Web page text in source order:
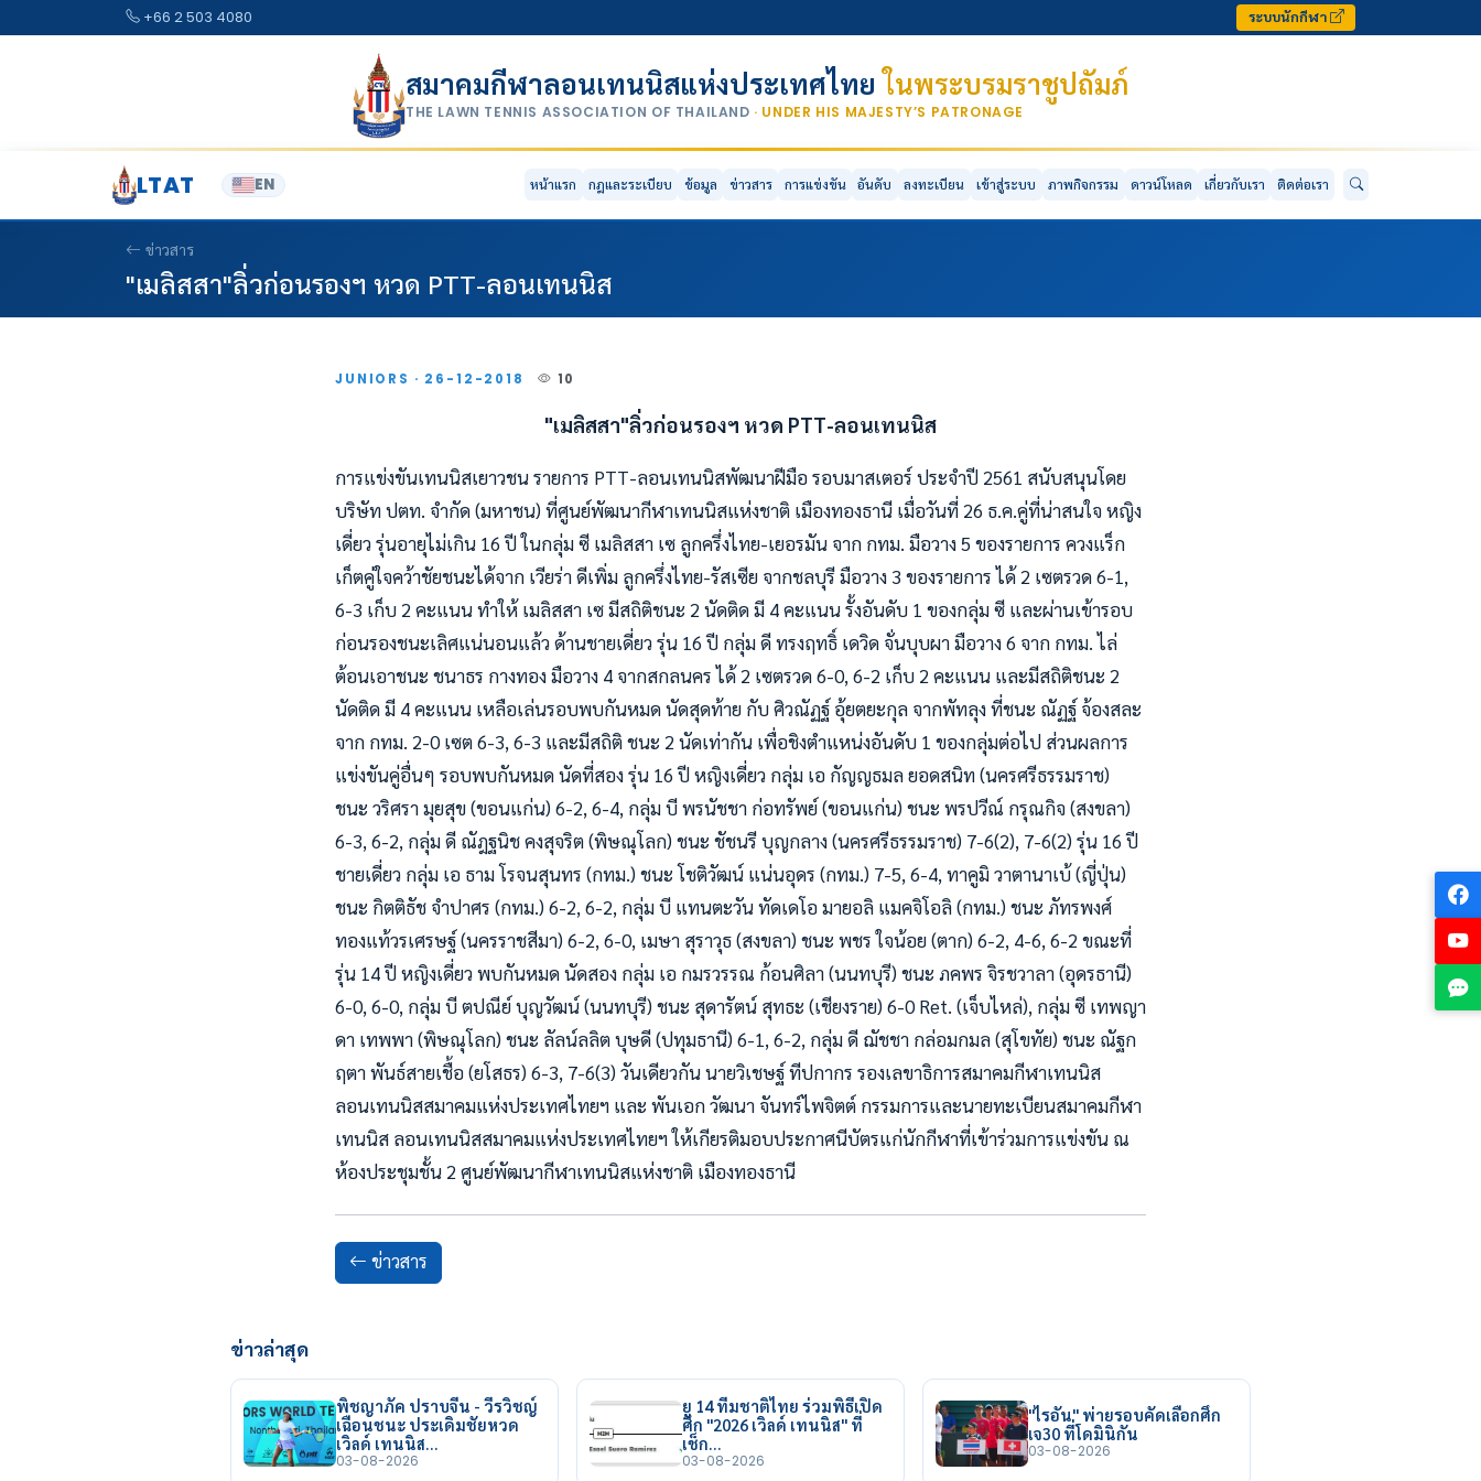
+66 2 503 4080 ระบบนักกีฬา
สมาคมกีฬาลอนเทนนิสแห่งประเทศไทยในพระบรมราชูปถัมภ์
THE LAWN TENNIS ASSOCIATION OF THAILAND · UNDER HIS MAJESTY’S PATRONAGE
LTAT EN หน้าแรก กฎและระเบียบ ข้อมูล ข่าวสาร การแข่งขัน อันดับ ลงทะเบียน เข้าสู่ระบบ ภาพกิจกรรม ดาวน์โหลด เกี่ยวกับเรา ติดต่อเรา
ข่าวสาร
"เมลิสสา"ลิ่วก่อนรองฯ หวด PTT-ลอนเทนนิส
JUNIORS · 26-12-2018 10
"เมลิสสา"ลิ่วก่อนรองฯ หวด PTT-ลอนเทนนิส
การแข่งขันเทนนิสเยาวชน รายการ PTT-ลอนเทนนิสพัฒนาฝีมือ รอบมาสเตอร์ ประจำปี 2561 สนับสนุนโดย
บริษัท ปตท. จำกัด (มหาชน) ที่ศูนย์พัฒนากีฬาเทนนิสแห่งชาติ เมืองทองธานี เมื่อวันที่ 26 ธ.ค.คู่ที่น่าสนใจ หญิง
เดี่ยว รุ่นอายุไม่เกิน 16 ปี ในกลุ่ม ซี เมลิสสา เซ ลูกครึ่งไทย-เยอรมัน จาก กทม. มือวาง 5 ของรายการ ควงแร็ก
เก็ตคู่ใจคว้าชัยชนะได้จาก เวียร่า ดีเพิ่ม ลูกครึ่งไทย-รัสเซีย จากชลบุรี มือวาง 3 ของรายการ ได้ 2 เซตรวด 6-1,
6-3 เก็บ 2 คะแนน ทำให้ เมลิสสา เซ มีสถิติชนะ 2 นัดติด มี 4 คะแนน รั้งอันดับ 1 ของกลุ่ม ซี และผ่านเข้ารอบ
ก่อนรองชนะเลิศแน่นอนแล้ว ด้านชายเดี่ยว รุ่น 16 ปี กลุ่ม ดี ทรงฤทธิ์ เดวิด จั่นบุบผา มือวาง 6 จาก กทม. ไล่
ต้อนเอาชนะ ชนาธร กางทอง มือวาง 4 จากสกลนคร ได้ 2 เซตรวด 6-0, 6-2 เก็บ 2 คะแนน และมีสถิติชนะ 2
นัดติด มี 4 คะแนน เหลือเล่นรอบพบกันหมด นัดสุดท้าย กับ ศิวณัฏฐ์ อุ้ยตยะกุล จากพัทลุง ที่ชนะ ณัฏฐ์ จ้องสละ
จาก กทม. 2-0 เซต 6-3, 6-3 และมีสถิติ ชนะ 2 นัดเท่ากัน เพื่อชิงตำแหน่งอันดับ 1 ของกลุ่มต่อไป ส่วนผลการ
แข่งขันคู่อื่นๆ รอบพบกันหมด นัดที่สอง รุ่น 16 ปี หญิงเดี่ยว กลุ่ม เอ กัญญธมล ยอดสนิท (นครศรีธรรมราช)
ชนะ วริศรา มุยสุข (ขอนแก่น) 6-2, 6-4, กลุ่ม บี พรนัชชา ก่อทรัพย์ (ขอนแก่น) ชนะ พรปวีณ์ กรุณกิจ (สงขลา)
6-3, 6-2, กลุ่ม ดี ณัฎฐนิช คงสุจริต (พิษณุโลก) ชนะ ชัชนรี บุญกลาง (นครศรีธรรมราช) 7-6(2), 7-6(2) รุ่น 16 ปี
ชายเดี่ยว กลุ่ม เอ ธาม โรจนสุนทร (กทม.) ชนะ โชติวัฒน์ แน่นอุดร (กทม.) 7-5, 6-4, ทาคูมิ วาตานาเบ้ (ญี่ปุ่น)
ชนะ กิตติธัช จำปาศร (กทม.) 6-2, 6-2, กลุ่ม บี แทนตะวัน ทัดเดโอ มายอลิ แมคจิโอลิ (กทม.) ชนะ ภัทรพงศ์
ทองแท้วรเศรษฐ์ (นครราชสีมา) 6-2, 6-0, เมษา สุราวุธ (สงขลา) ชนะ พชร ใจน้อย (ตาก) 6-2, 4-6, 6-2 ขณะที่
รุ่น 14 ปี หญิงเดี่ยว พบกันหมด นัดสอง กลุ่ม เอ กมรวรรณ ก้อนศิลา (นนทบุรี) ชนะ ภคพร จิรชวาลา (อุดรธานี)
6-0, 6-0, กลุ่ม บี ตปณีย์ บุญวัฒน์ (นนทบุรี) ชนะ สุดารัตน์ สุทธะ (เชียงราย) 6-0 Ret. (เจ็บไหล่), กลุ่ม ซี เทพญา
ดา เทพพา (พิษณุโลก) ชนะ ลัลน์ลลิต บุษดี (ปทุมธานี) 6-1, 6-2, กลุ่ม ดี ฌัชชา กล่อมกมล (สุโขทัย) ชนะ ณัฐก
ฤตา พันธ์สายเชื้อ (ยโสธร) 6-3, 7-6(3) วันเดียวกัน นายวิเชษฐ์ ทีปกากร รองเลขาธิการสมาคมกีฬาเทนนิส
ลอนเทนนิสสมาคมแห่งประเทศไทยฯ และ พันเอก วัฒนา จันทร์ไพจิตต์ กรรมการและนายทะเบียนสมาคมกีฬา
เทนนิส ลอนเทนนิสสมาคมแห่งประเทศไทยฯ ให้เกียรติมอบประกาศนีบัตรแก่นักกีฬาที่เข้าร่วมการแข่งขัน ณ
ห้องประชุมชั้น 2 ศูนย์พัฒนากีฬาเทนนิสแห่งชาติ เมืองทองธานี
ข่าวสาร
ข่าวล่าสุด
พิชญาภัค ปราบจีน - วีรวิชญ์
เฉือนชนะ ประเดิมชัยหวด
เวิลด์ เทนนิส…
03-08-2026
ยู 14 ทีมชาติไทย ร่วมพิธีเปิด
ศึก "2026 เวิลด์ เทนนิส" ที่
เช็ก…
03-08-2026
"ไรอัน" พ่ายรอบคัดเลือกศึก
เจ30 ที่โดมินิกัน
03-08-2026